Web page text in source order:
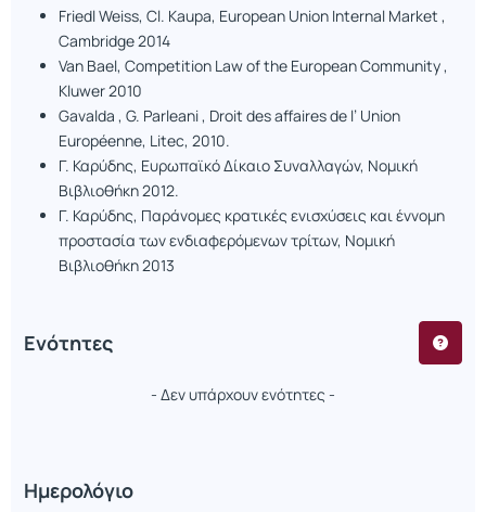
Friedl Weiss, Cl. Kaupa, European Union Internal Market ,
Cambridge 2014
Van Bael, Competition Law of the European Community ,
Kluwer 2010
Gavalda , G. Parleani , Droit des affaires de l’ Union
Européenne, Litec, 2010.
Γ. Καρύδης, Ευρωπαϊκό Δίκαιο Συναλλαγών, Νομική
Βιβλιοθήκη 2012.
Γ. Καρύδης, Παράνομες κρατικές ενισχύσεις και έννομη
προστασία των ενδιαφερόμενων τρίτων, Νομική
Βιβλιοθήκη 2013
Ενότητες
- Δεν υπάρχουν ενότητες -
Ημερολόγιο